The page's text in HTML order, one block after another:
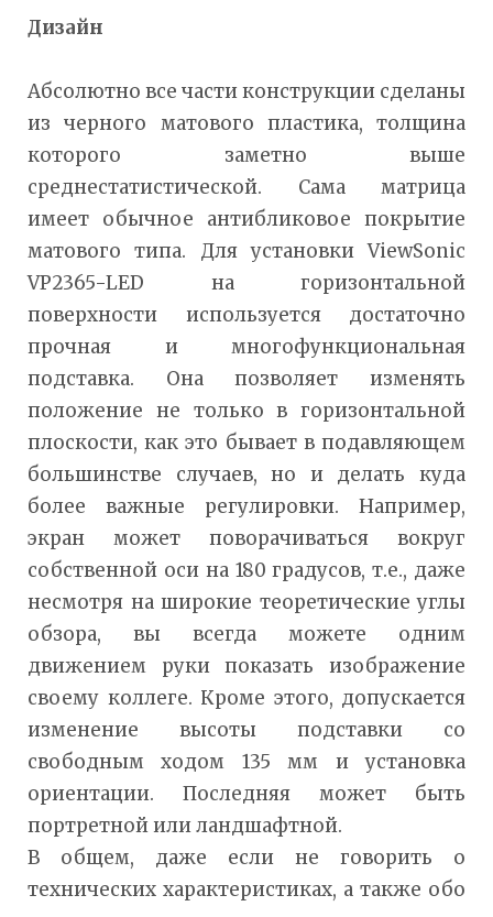
Дизайн
Абсолютно все части конструкции сделаны
из черного матового пластика, толщина
которого заметно выше
среднестатистической. Сама матрица
имеет обычное антибликовое покрытие
матового типа. Для установки ViewSonic
VP2365-LED на горизонтальной
поверхности используется достаточно
прочная и многофункциональная
подставка. Она позволяет изменять
положение не только в горизонтальной
плоскости, как это бывает в подавляющем
большинстве случаев, но и делать куда
более важные регулировки. Например,
экран может поворачиваться вокруг
собственной оси на 180 градусов, т.е., даже
несмотря на широкие теоретические углы
обзора, вы всегда можете одним
движением руки показать изображение
своему коллеге. Кроме этого, допускается
изменение высоты подставки со
свободным ходом 135 мм и установка
ориентации. Последняя может быть
портретной или ландшафтной.
В общем, даже если не говорить о
технических характеристиках, а также обо